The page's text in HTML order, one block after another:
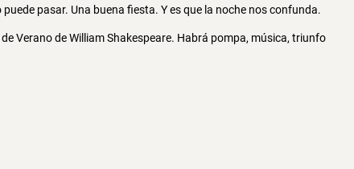
pasar. Una buena fiesta. Y es que la noche nos confunda.
Verano de William Shakespeare. Habrá pompa, música, triunfo